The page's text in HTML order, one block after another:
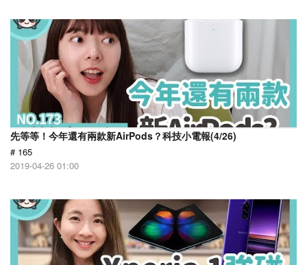
先等等！今年還有兩款新AirPods？科技小電報(4/26)
# 165
2019-04-26 01:00